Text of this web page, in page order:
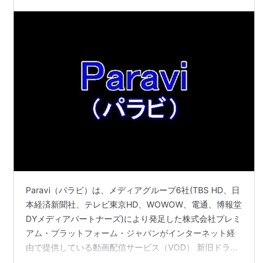
Paravi（パラビ）は、メディアグループ6社(TBS HD、日
本経済新聞社、テレビ東京HD、WOWOW、電通、博報堂
DYメディアパートナーズ)により発足した株式会社プレミ
アム・プラットフォーム・ジャパンがインターネット経
由で提供している動画配信サービス（VOD） 新旧ドラ